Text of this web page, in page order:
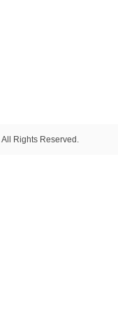
Rights Reserved.